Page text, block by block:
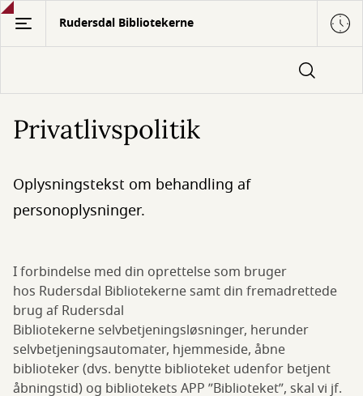
Gå
hovedindhold
Rudersdal Bibliotekerne
Privatlivspolitik
Oplysningstekst om behandling af
personoplysninger.
I forbindelse med din oprettelse som bruger
hos Rudersdal Bibliotekerne samt din fremadrettede
brug af Rudersdal
Bibliotekerne selvbetjeningsløsninger, herunder
selvbetjeningsautomater, hjemmeside, åbne
biblioteker (dvs. benytte biblioteket udenfor betjent
åbningstid) og bibliotekets APP ”Biblioteket”, skal vi jf.